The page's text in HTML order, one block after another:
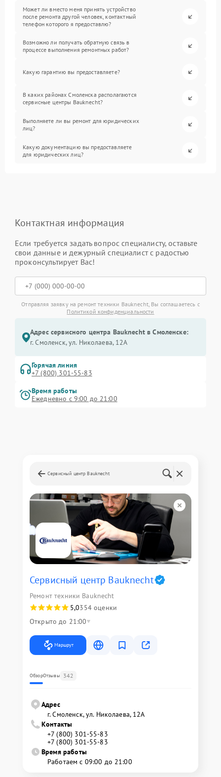
Может ли вместо меня принять устройство
после ремонта другой человек, контактный
телефон которого я предоставлю?
Возможно ли получать обратную связь в
процессе выполнения ремонтных работ?
Какую гарантию вы предоставляете?
В каких районах Смоленска располагаются
сервисные центры Bauknecht?
Выполняете ли вы ремонт для юридических
лиц?
Какую документацию вы предоставляете
для юридических лиц?
Контактная информация
Если требуется задать вопрос специалисту, оставьте
свои данные и дежурный специалист с радостью
проконсультирует Вас!
Отправляя заявку на ремонт техники Bauknecht, Вы соглашаетесь с
Политикой конфиденциальности
Адрес сервисного центра Bauknecht в Смоленске:
г. Смоленск, ул. Николаева, 12А
Горячая линия
+7 (800) 301-55-83
Время работы
Ежедневно с 9:00 до 21:00
Сервисный центр Bauknecht
Сервисный центр Bauknecht
Ремонт техники Bauknecht
5,0354 оценки
Открыто до 21:00
Маршрут
ОбзорОтзывы 342
Адрес
г. Смоленск, ул. Николаева, 12А
Контакты
+7 (800) 301-55-83
+7 (800) 301-55-83
Время работы
Работаем с 09:00 до 21:00